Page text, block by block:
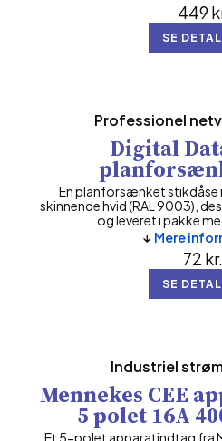
449
SE
Professionel
Digital
En planforsænket
skinnende hvid (RAL 9003),
og leveret i pakke
72 kr.
SE
Mere
Industriel
Mennekes CEE
5 polet 16A
Et 5-polet apparatindtag fra